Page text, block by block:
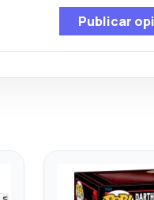
Publicar